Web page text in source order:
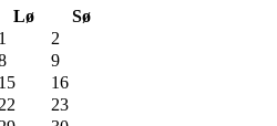
Lø
Sø
1
2
9
15
16
22
23